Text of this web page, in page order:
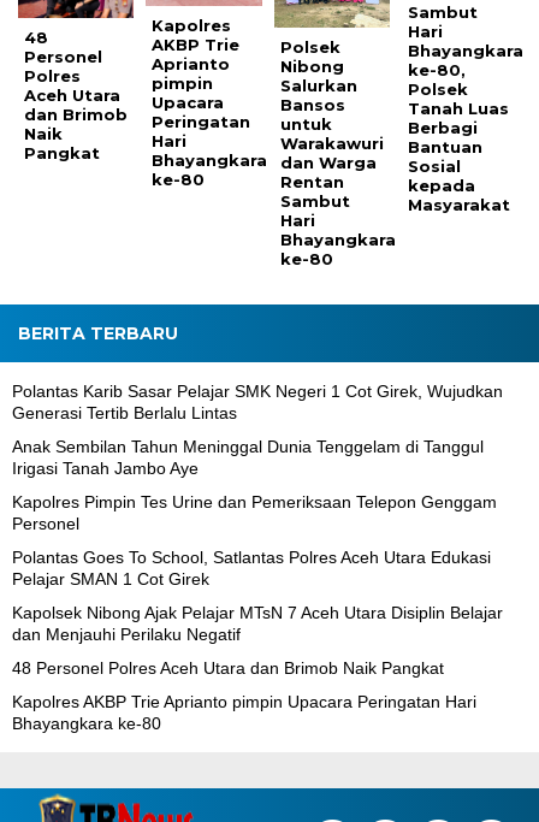
48
Personel
Polres
Aceh Utara
dan Brimob
Naik
Pangkat
Kapolres
AKBP Trie
Aprianto
pimpin
Upacara
Peringatan
Hari
Bhayangkara
ke-80
Polsek
Nibong
Salurkan
Bansos
untuk
Warakawuri
dan Warga
Rentan
Sambut
Hari
Bhayangkara
ke-80
Sambut
Hari
Bhayangkara
ke-80,
Polsek
Tanah Luas
Berbagi
Bantuan
Sosial
kepada
Masyarakat
BERITA TERBARU
Polantas Karib Sasar Pelajar SMK Negeri 1 Cot Girek, Wujudkan
Generasi Tertib Berlalu Lintas
Anak Sembilan Tahun Meninggal Dunia Tenggelam di Tanggul
Irigasi Tanah Jambo Aye
Kapolres Pimpin Tes Urine dan Pemeriksaan Telepon Genggam
Personel
Polantas Goes To School, Satlantas Polres Aceh Utara Edukasi
Pelajar SMAN 1 Cot Girek
Kapolsek Nibong Ajak Pelajar MTsN 7 Aceh Utara Disiplin Belajar
dan Menjauhi Perilaku Negatif
48 Personel Polres Aceh Utara dan Brimob Naik Pangkat
Kapolres AKBP Trie Aprianto pimpin Upacara Peringatan Hari
Bhayangkara ke-80